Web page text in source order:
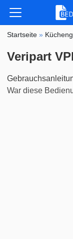
Startseite »
Veripart
War diese